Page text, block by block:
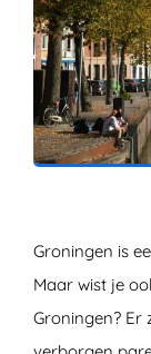
Groningen is
Maar wist je
Groningen? Er